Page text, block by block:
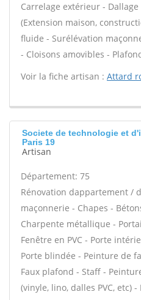
Carrelage extérieur -
(Extension maison,
fluide - Surélévation
- Cloisons amovibles -
Voir la fiche artisan : Attard
Societe de technologie et
Paris 19
Artisan
Département: 75
Rénovation dappartement /
maçonnerie - Chapes -
Charpente métallique -
Fenêtre en PVC - Porte
Porte blindée - Peinture de
Faux plafond - Staff -
(vinyle, lino, dalles PVC, etc)